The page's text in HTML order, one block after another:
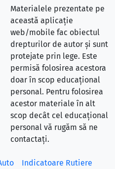
Materialele prezentate pe
această aplicație
web/mobile fac obiectul
drepturilor de autor și sunt
protejate prin lege. Este
permisă folosirea acestora
doar în scop educațional
personal. Pentru folosirea
acestor materiale în alt
scop decât cel educațional
personal vă rugăm să ne
contactați.
Indicatoare Rutiere